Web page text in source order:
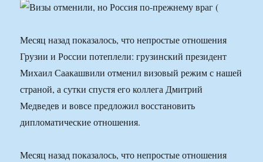
Месяц назад показалось, что непростые отношения
Грузии и России потеплели: грузинский президент
Михаил Саакашвили отменил визовый режим с нашей
страной, а сутки спустя его коллега Дмитрий
Медведев и вовсе предложил восстановить
дипломатические отношения.
Месяц назад показалось, что непростые отношения